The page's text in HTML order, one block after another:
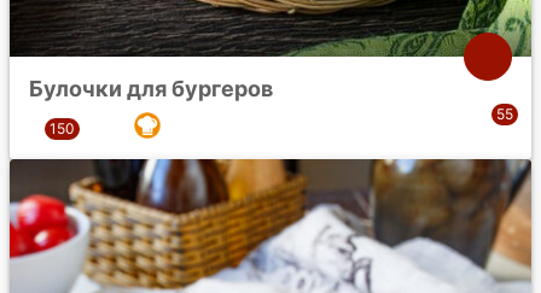
Булочки для бургеров